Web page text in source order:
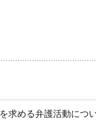
を求める弁護活動につ